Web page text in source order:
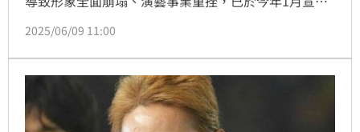
首見的財務危機，5日正式對外宣布考慮對前社長港浩
廣本人提告的可能性。
2025/06/09 11:00